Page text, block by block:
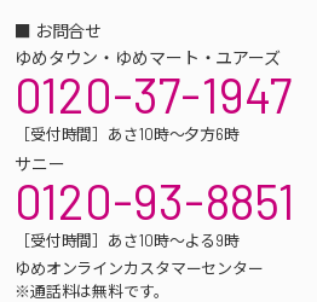
■ お問合せ
ゆめタウン・ゆめマート・ユアーズ
0120-37-1947
［受付時間］あさ10時～夕方6時
サニー
0120-93-8851
［受付時間］あさ10時～よる9時
ゆめオンラインカスタマーセンター
※通話料は無料です。